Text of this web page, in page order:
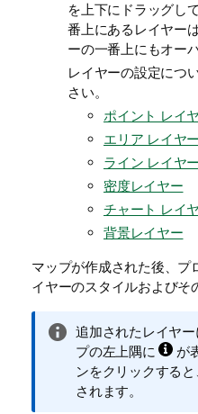
を上下にドラッグし
番上にあるレイヤー
ーの一番上にもオー
レイヤーの設定につ
さい。
ポイント レイ
エリア レイヤー
ライン レイヤー
密度レイヤー
チャート レイ
背景レイヤー
マップが作成された後、プ
イヤーのスタイルおよびそ
情
報
メ
モ
追加されたレイヤ
プの左上隅に
が
ンをクリックする
されます。